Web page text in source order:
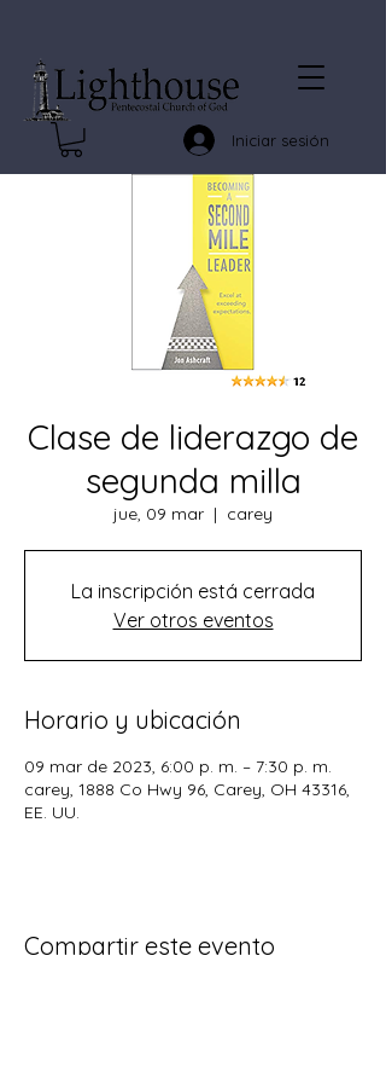
Iniciar sesión
Clase de liderazgo de
segunda milla
jue, 09 mar
  |
carey
La inscripción está cerrada
Ver otros eventos
Horario y ubicación
09 mar de 2023, 6:00 p. m. – 7:30 p. m.
carey, 1888 Co Hwy 96, Carey, OH 43316,
EE. UU.
Compartir este evento